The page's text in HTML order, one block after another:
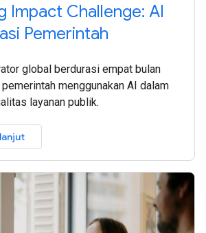
Impact Challenge: AI
Pemerintah
global berdurasi empat bulan
menggunakan AI dalam
layanan publik.